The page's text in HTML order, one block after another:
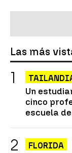
Las más
Un
cinco
escuela
FLORIDA